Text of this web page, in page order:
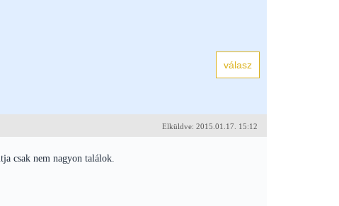
Elküldve: 2015.01.17. 15:12
csak nem nagyon találok.